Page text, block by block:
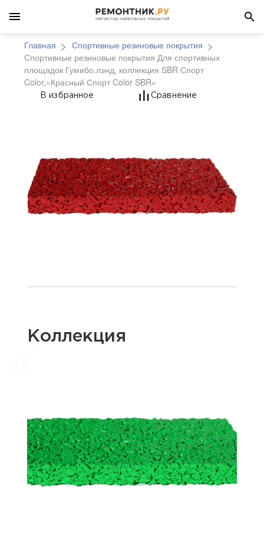
Главная
Спортивные резиновые покрытия
Спортивные резиновые покрытия Для спортивных
площадок Гумибо.лэнд, коллекция SBR Спорт
Color,«Красный Спорт Color SBR»
Спортивные
В избранное Сравнение
Коллекция